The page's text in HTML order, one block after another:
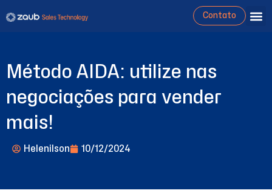
Contato
Método AIDA: utilize nas
negociações para vender
mais!
Helenilson 10/12/2024